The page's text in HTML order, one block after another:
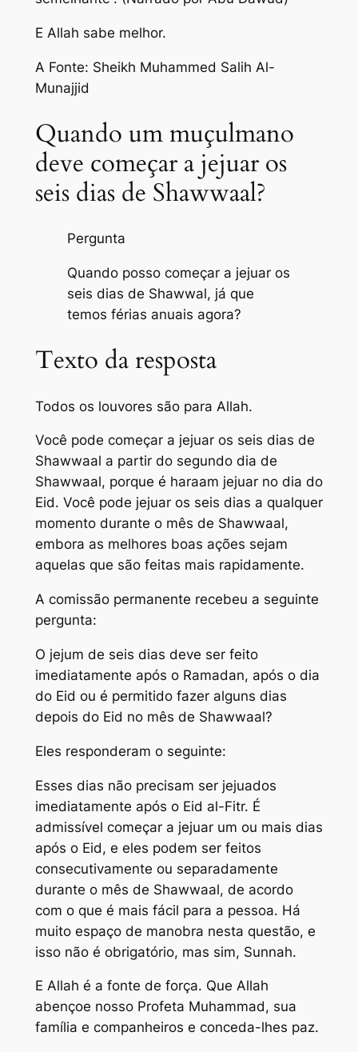
E Allah sabe melhor.
A Fonte: Sheikh Muhammed Salih Al-
Munajjid
Quando um muçulmano
deve começar a jejuar os
seis dias de Shawwaal?
Pergunta
Quando posso começar a jejuar os
seis dias de Shawwal, já que
temos férias anuais agora?
Texto da resposta
Todos os louvores são para Allah.
Você pode começar a jejuar os seis dias de
Shawwaal a partir do segundo dia de
Shawwaal, porque é haraam jejuar no dia do
Eid. Você pode jejuar os seis dias a qualquer
momento durante o mês de Shawwaal,
embora as melhores boas ações sejam
aquelas que são feitas mais rapidamente.
A comissão permanente recebeu a seguinte
pergunta:
O jejum de seis dias deve ser feito
imediatamente após o Ramadan, após o dia
do Eid ou é permitido fazer alguns dias
depois do Eid no mês de Shawwaal?
Eles responderam o seguinte:
Esses dias não precisam ser jejuados
imediatamente após o Eid al-Fitr. É
admissível começar a jejuar um ou mais dias
após o Eid, e eles podem ser feitos
consecutivamente ou separadamente
durante o mês de Shawwaal, de acordo
com o que é mais fácil para a pessoa. Há
muito espaço de manobra nesta questão, e
isso não é obrigatório, mas sim, Sunnah.
E Allah é a fonte de força. Que Allah
abençoe nosso Profeta Muhammad, sua
família e companheiros e conceda-lhes paz.